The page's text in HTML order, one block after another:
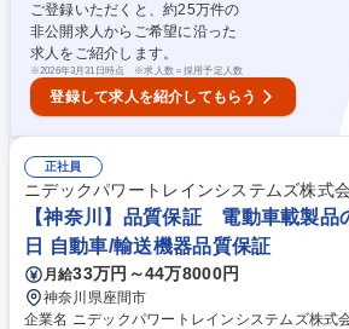
ダーコントロール、社内調整 募集職種 【社内SE（インフラ/セキュリティ
構築を主に担当)】ニデックGの車載製品企業
ご登録いただくと、約25万件の
非公開求人からご希望に沿った
求人をご紹介します。
※2026年3月31日時点 ※求人数＝採用予定人数
登録して求人を紹介してもらう
正社員
ニデックパワートレインシステムズ株式
【神奈川】品質保証 電動車載製品
日 自動車/輸送機器品質保証
月給33万円～44万8000円
神奈川県座間市
企業名 ニデックパワートレインシステムズ株式会社 求人名 【神奈川